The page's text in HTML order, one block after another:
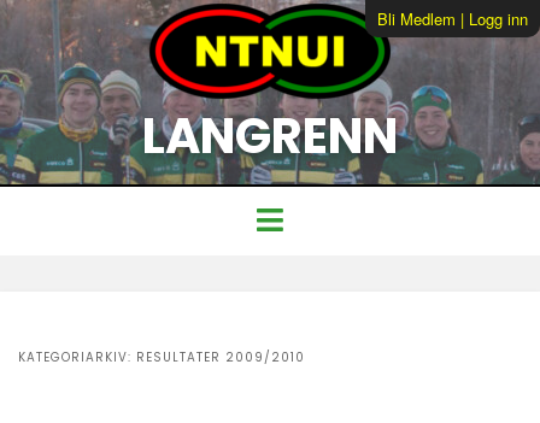
LANGRENN
Bli Medlem | Logg inn
KATEGORIARKIV: RESULTATER 2009/2010